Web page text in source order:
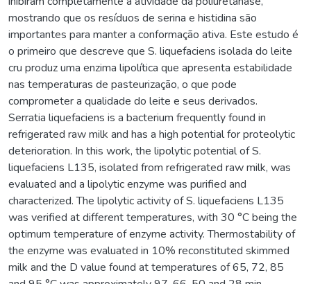
mostrando que os resíduos de serina e histidina são
importantes para manter a conformação ativa. Este estudo é
o primeiro que descreve que S. liquefaciens isolada do leite
cru produz uma enzima lipolítica que apresenta estabilidade
nas temperaturas de pasteurização, o que pode
comprometer a qualidade do leite e seus derivados.
Serratia liquefaciens is a bacterium frequently found in
refrigerated raw milk and has a high potential for proteolytic
deterioration. In this work, the lipolytic potential of S.
liquefaciens L135, isolated from refrigerated raw milk, was
evaluated and a lipolytic enzyme was purified and
characterized. The lipolytic activity of S. liquefaciens L135
was verified at different temperatures, with 30 °C being the
optimum temperature of enzyme activity. Thermostability of
the enzyme was evaluated in 10% reconstituted skimmed
milk and the D value found at temperatures of 65, 72, 85